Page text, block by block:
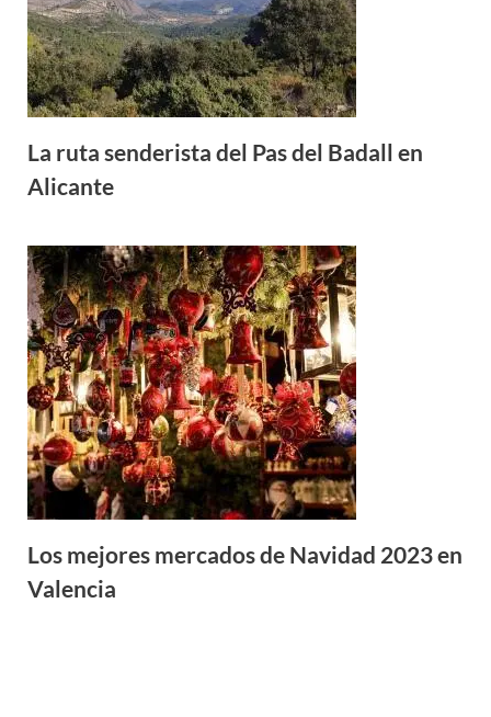
La ruta senderista del Pas del Badall en
Alicante
Los mejores mercados de Navidad 2023 en
Valencia